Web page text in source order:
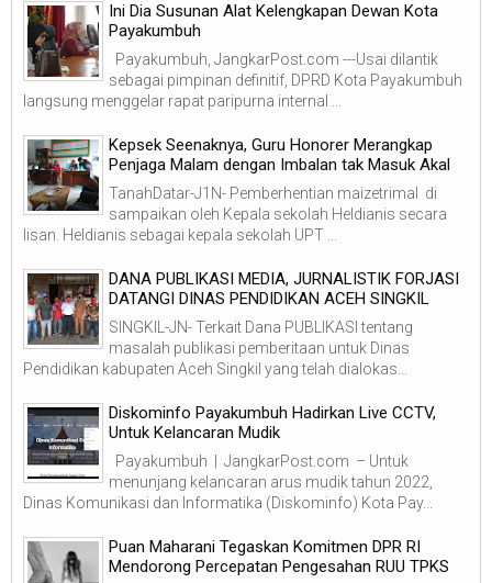
Ini Dia Susunan Alat Kelengkapan Dewan Kota
Payakumbuh
Payakumbuh, JangkarPost.com ---Usai dilantik
sebagai pimpinan definitif, DPRD Kota Payakumbuh
langsung menggelar rapat paripurna internal ...
Kepsek Seenaknya, Guru Honorer Merangkap
Penjaga Malam dengan Imbalan tak Masuk Akal
TanahDatar-J1N- Pemberhentian maizetrimal di
sampaikan oleh Kepala sekolah Heldianis secara
lisan. Heldianis sebagai kepala sekolah UPT ...
DANA PUBLIKASI MEDIA, JURNALISTIK FORJASI
DATANGI DINAS PENDIDIKAN ACEH SINGKIL
SINGKIL-JN- Terkait Dana PUBLIKASI tentang
masalah publikasi pemberitaan untuk Dinas
Pendidikan kabupaten Aceh Singkil yang telah dialokas...
Diskominfo Payakumbuh Hadirkan Live CCTV,
Untuk Kelancaran Mudik
Payakumbuh | JangkarPost.com – Untuk
menunjang kelancaran arus mudik tahun 2022,
Dinas Komunikasi dan Informatika (Diskominfo) Kota Pay...
Puan Maharani Tegaskan Komitmen DPR RI
Mendorong Percepatan Pengesahan RUU TPKS